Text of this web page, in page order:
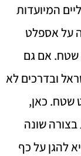
המיועדות
על אספלט
שטח. אם גם
ובדרכים לא
שטח. כאן,
בצורה שונה
להגן על כף